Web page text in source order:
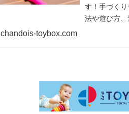
す！手づく
法や遊び方、
chandois-toybox.com